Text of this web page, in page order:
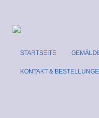
STARTSEITE
KONTAKT &